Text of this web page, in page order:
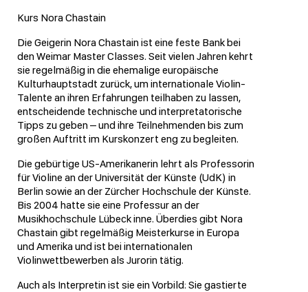
Kurs Nora Chastain
Die Geigerin Nora Chastain ist eine feste Bank bei
den Weimar Master Classes. Seit vielen Jahren kehrt
sie regelmäßig in die ehemalige europäische
Kulturhauptstadt zurück, um internationale Violin-
Talente an ihren Erfahrungen teilhaben zu lassen,
entscheidende technische und interpretatorische
Tipps zu geben – und ihre Teilnehmenden bis zum
großen Auftritt im Kurskonzert eng zu begleiten.
Die gebürtige US-Amerikanerin lehrt als Professorin
für Violine an der Universität der Künste (UdK) in
Berlin sowie an der Zürcher Hochschule der Künste.
Bis 2004 hatte sie eine Professur an der
Musikhochschule Lübeck inne. Überdies gibt Nora
Chastain gibt regelmäßig Meisterkurse in Europa
und Amerika und ist bei internationalen
Violinwettbewerben als Jurorin tätig.
Auch als Interpretin ist sie ein Vorbild: Sie gastierte